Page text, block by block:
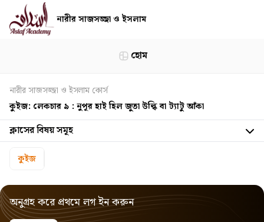
নারীর সাজসজ্জা ও ইসলাম
হোম
নারীর সাজসজ্জা ও ইসলাম কোর্স
কুইজ: লেকচার ৯ : নুপূর হাই হিল জুতা উল্কি বা ট্যাটু আঁকা
ক্লাসের বিষয় সমূহ
কুইজ
অনুগ্রহ করে প্রথমে লগ ইন করুন